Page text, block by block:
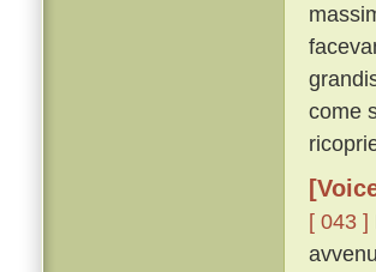
come
[ 043 ]